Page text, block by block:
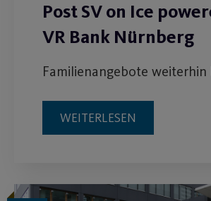
Post SV on Ice
VR Bank Nürnberg
Familienangebote weiterhin
WEITERLESEN